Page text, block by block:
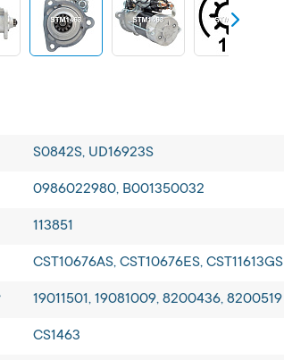
S0842S, UD16923S
0986022980, B001350032
113851
CST10676AS, CST10676ES, CST11613GS
19011501, 19081009, 8200436, 8200519
CS1463